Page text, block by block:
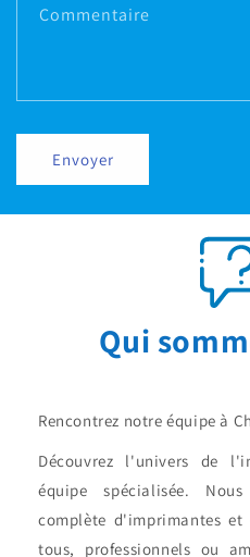
Commentaire
Envoyer
Qui
Rencontrez notre équipe à
Découvrez l'univers de
équipe spécialisée.
complète d'imprimantes et
tous, professionnels ou